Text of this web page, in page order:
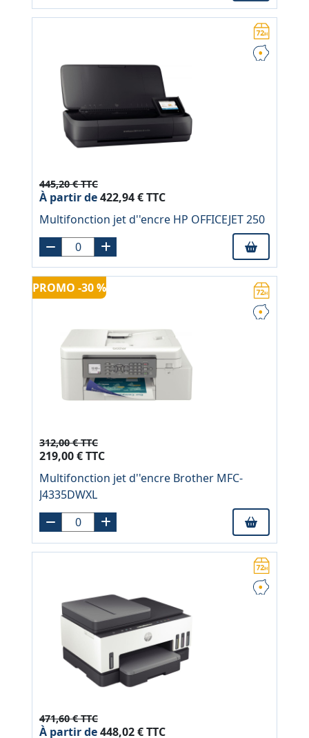
445,20 € TTC
À partir de422,94 € TTC
Multifonction jet d''encre HP OFFICEJET 250
PROMO -30 %
312,00 € TTC
219,00 € TTC
Multifonction jet d''encre Brother MFC-
J4335DWXL
471,60 € TTC
À partir de448,02 € TTC